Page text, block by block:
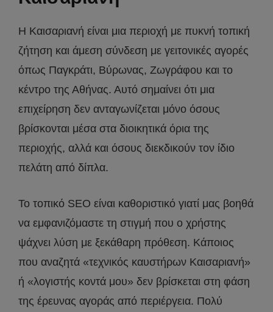
Η Καισαριανή είναι μια περιοχή με πυκνή τοπική
ζήτηση και άμεση σύνδεση με γειτονικές αγορές
όπως Παγκράτι, Βύρωνας, Ζωγράφου και το
κέντρο της Αθήνας. Αυτό σημαίνει ότι μια
επιχείρηση δεν ανταγωνίζεται μόνο όσους
βρίσκονται μέσα στα διοικητικά όρια της
περιοχής, αλλά και όσους διεκδικούν τον ίδιο
πελάτη από δίπλα.
Το τοπικό SEO είναι καθοριστικό γιατί μας βοηθά
να εμφανιζόμαστε τη στιγμή που ο χρήστης
ψάχνει λύση με ξεκάθαρη πρόθεση. Κάποιος
που αναζητά «τεχνικός καυστήρων Καισαριανή»
ή «λογιστής κοντά μου» δεν βρίσκεται στη φάση
της έρευνας αγοράς από περιέργεια. Πολύ